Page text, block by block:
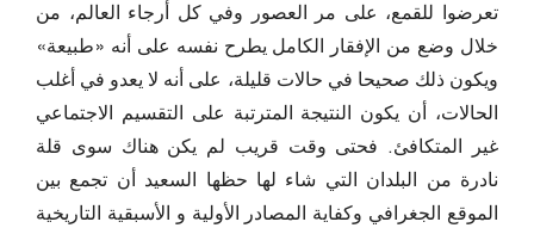
تعرضوا للقمع، على مر العصور وفي كل أرجاء العالم، من
خلال وضع من الإفقار الكامل يطرح نفسه على أنه «طبيعة»
ويكون ذلك صحيحا في حالات قليلة، على أنه لا يعدو في أغلب
الحالات، أن يكون النتيجة المترتبة على التقسيم الاجتماعي
غير المتكافئ. فحتى وقت قريب لم يكن هناك سوى قلة
نادرة من البلدان التي شاء لها حظها السعيد أن تجمع بين
الموقع الجغرافي وكفاية المصادر الأولية و الأسبقية التاريخية